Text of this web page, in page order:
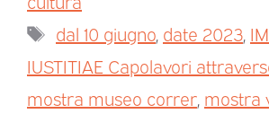
dal 10 giugno date 2023
IUSTITIAE Capolavori
mostra museo correr mostra